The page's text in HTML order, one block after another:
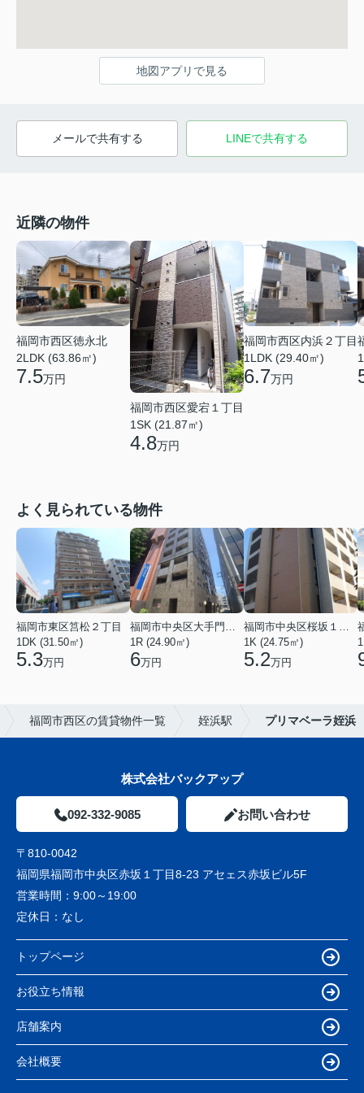
地図アプリで見る
メールで共有する LINEで共有する
近隣の物件
福岡市西区徳永北
2LDK (63.86㎡)
7.5万円
福岡市西区愛宕１丁目
1SK (21.87㎡)
4.8万円
福岡市西区内浜２丁目
1LDK (29.40㎡)
6.7万円
よく見られている物件
福岡市東区筥松２丁目
1DK (31.50㎡)
5.3万円
1R (24.90㎡)
6万円
1K (24.75㎡)
5.2万円
福岡市西区の賃貸物件一覧 姪浜駅 プリマベーラ姪浜
株式会社バックアップ
092-332-9085 お問い合わせ
〒810-0042
福岡県福岡市中央区赤坂１丁目8-23 アセェス赤坂ビル5F
営業時間： 9:00～19:00
定休日： なし
トップページ
お役立ち情報
店舗案内
会社概要